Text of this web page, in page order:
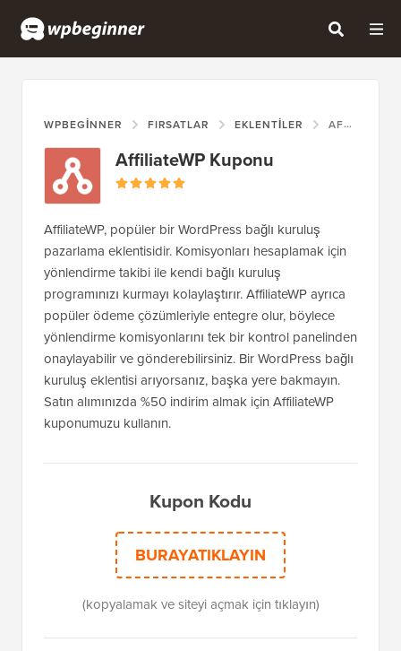
WPBEGINNER FIRSATLAR EKLENTILER AFFILIATEWP KUPONU
AffiliateWP Kuponu
AffiliateWP, popüler bir WordPress bağlı kuruluş
pazarlama eklentisidir. Komisyonları hesaplamak için
yönlendirme takibi ile kendi bağlı kuruluş
programınızı kurmayı kolaylaştırır. AffiliateWP ayrıca
popüler ödeme çözümleriyle entegre olur, böylece
yönlendirme komisyonlarını tek bir kontrol panelinden
onaylayabilir ve gönderebilirsiniz. Bir WordPress bağlı
kuruluş eklentisi arıyorsanız, başka yere bakmayın.
Satın alımınızda %50 indirim almak için AffiliateWP
kuponumuzu kullanın.
Kupon Kodu
BURAYATIKLAYIN
(kopyalamak ve siteyi açmak için tıklayın)